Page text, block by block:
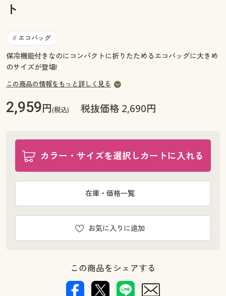
閲覧履歴
お気に入り
サポート
ご利用ガイド
よくある質問とお問い合わせ
ご利用ガイド
よくある質問とお問い合わせ
ト
# エコバッグ
保冷機能付きなのにコンパクトに折りたためるエコバッグに大きめ
のサイズが登場!
この商品の情報をもっと詳しく見る
2,959円(税込) 税抜価格 2,690円
カラー・サイズを選択しカートに入れる
お気に入りに追加
在庫・価格一覧
この商品をシェアする